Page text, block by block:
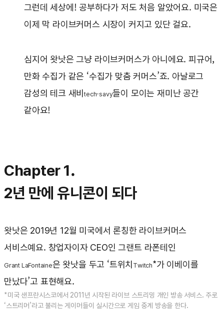
그런데 세상에! 공부하다가 저도 처음 알았어요. 미국은
이제 막 라이브커머스 시장이 커지고 있단 걸요.
심지어 왓낫은 그냥 라이브커머스가 아니에요. 피규어,
만화 수집가 같은 ‘수집가 맞춤 커머스’죠. 아날로그
감성의 테크 새비tech-savy들이 모이는 재미난 공간
같아요!
Chapter 1.
2년 만에 유니콘이 되다
왓낫은 2019년 12월 미국에서 론칭한 라이브커머스
서비스예요. 창업자이자 CEO인 그랜트 라폰테인
Grant LaFontaine은 왓낫을 두고 ‘트위치 Twitch*가 이베이를
만났다’고 표현해요.
*미국 샌프란시스코에서 2011년 시작된 라이브 스트리밍 개인 방송 서비스. 주로
‘스트리머’라고 불리는 게이머들이 실시간으로 게임 중계 방송을 한다.